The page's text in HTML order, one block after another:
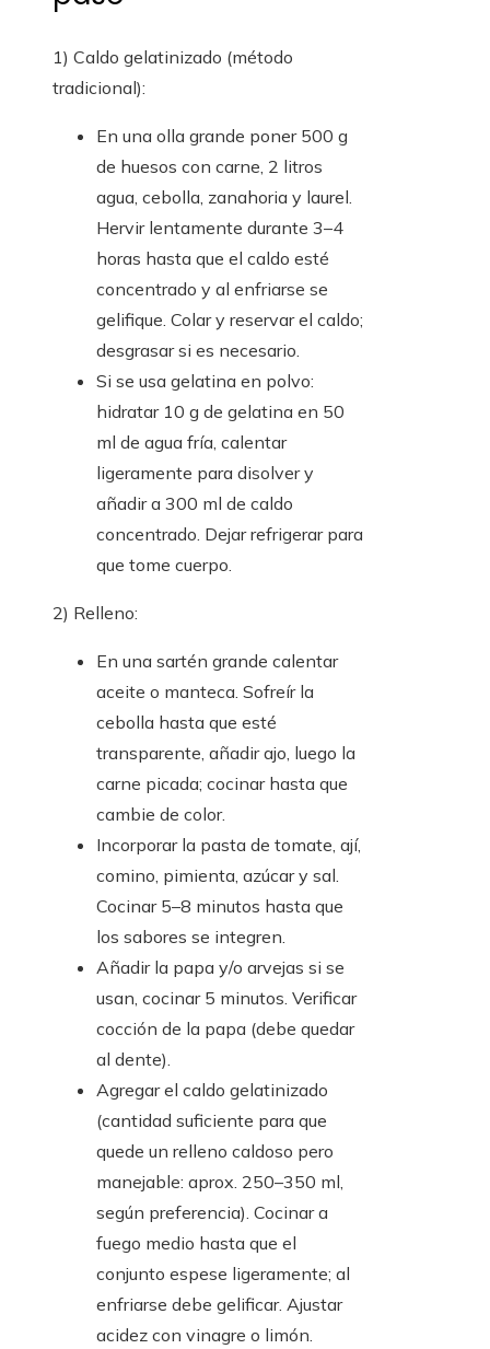
1) Caldo gelatinizado (método
tradicional):
En una olla grande poner 500 g
de huesos con carne, 2 litros
agua, cebolla, zanahoria y laurel.
Hervir lentamente durante 3–4
horas hasta que el caldo esté
concentrado y al enfriarse se
gelifique. Colar y reservar el caldo;
desgrasar si es necesario.
Si se usa gelatina en polvo:
hidratar 10 g de gelatina en 50
ml de agua fría, calentar
ligeramente para disolver y
añadir a 300 ml de caldo
concentrado. Dejar refrigerar para
que tome cuerpo.
2) Relleno:
En una sartén grande calentar
aceite o manteca. Sofreír la
cebolla hasta que esté
transparente, añadir ajo, luego la
carne picada; cocinar hasta que
cambie de color.
Incorporar la pasta de tomate, ají,
comino, pimienta, azúcar y sal.
Cocinar 5–8 minutos hasta que
los sabores se integren.
Añadir la papa y/o arvejas si se
usan, cocinar 5 minutos. Verificar
cocción de la papa (debe quedar
al dente).
Agregar el caldo gelatinizado
(cantidad suficiente para que
quede un relleno caldoso pero
manejable: aprox. 250–350 ml,
según preferencia). Cocinar a
fuego medio hasta que el
conjunto espese ligeramente; al
enfriarse debe gelificar. Ajustar
acidez con vinagre o limón.